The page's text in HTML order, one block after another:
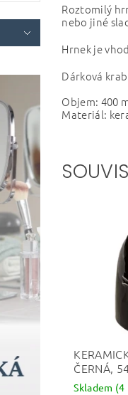
Roztomilý
nebo jiné
Hrnek je
Dárková
Objem: 400
Materiál:
ČERNÁ,
Skladem (4